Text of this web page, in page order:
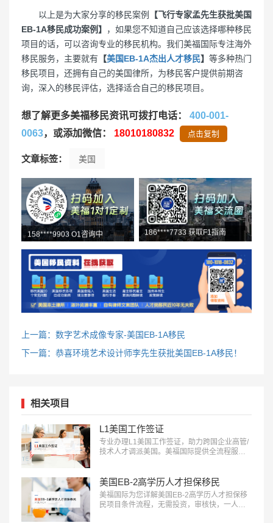
以上是为大家分享的移民案例
【飞行专家孟先生获批美国
EB-1A移民成功案例】
，如果您不知道自己应该选择哪种移民
项目的话，可以咨询专业的移民机构。我们美福国际专注海外
移民服务，主要就有 【美国EB-1A杰出人才移民】 等多种热门
移民项目，还拥有自己的美国律所，为移民客户提供前期咨
询，深入的移民评估，选择适合自己的移民项目。
想了解更多美福移民资讯可拨打电话： 400-001-
0063，或添加微信： 18010180832 点击复制
文章标签： 美国
158****9903 O1咨询中 199****2247 下载政策文件
上一篇：数字艺术成像专家-美国EB-1A移民
下一篇：恭喜环境艺术设计师李先生获批美国EB-1A移民！
相关项目
L1美国工作签证
专业办理L1美国工作签证，助力跨国企业高管/
技术人才调派美国。美福国际提供全流程服
职业之旅！…
美国EB-2高学历人才担保移民
美福国际为您详解美国EB-2高学历人才担保移
民项目条件流程，无需投资，审核快，一人申